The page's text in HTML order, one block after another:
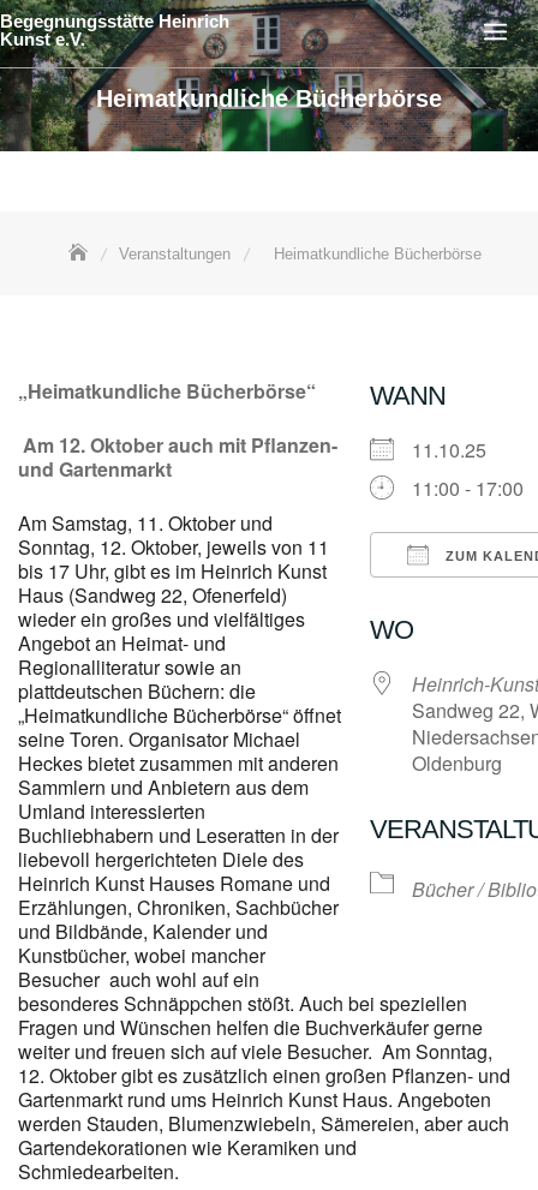
Skip
to
content
Begegnungsstätte Heinrich
Kunst e.V.
Heimatkundliche Bücherbörse
Veranstaltungen Heimatkundliche Bücherbörse
WANN
11.10.25
11:00 - 17:00
ZUM
WO
Heinrich-
Sandweg 22,
Oldenburg
Bücher /
„Heimatkundliche Bücherbörse“
Am 12. Oktober auch mit Pflanzen-
und Gartenmarkt
Am Samstag, 11. Oktober und
Sonntag, 12. Oktober, jeweils von 11
bis 17 Uhr, gibt es im Heinrich Kunst
Haus (Sandweg 22, Ofenerfeld)
wieder ein großes und vielfältiges
Angebot an Heimat- und
Regionalliteratur sowie an
plattdeutschen Büchern: die
„Heimatkundliche Bücherbörse“ öffnet
seine Toren. Organisator Michael
Heckes bietet zusammen mit anderen
Sammlern und Anbietern aus dem
Umland interessierten
Buchliebhabern und Leseratten in der
liebevoll hergerichteten Diele des
Heinrich Kunst Hauses Romane und
Erzählungen, Chroniken, Sachbücher
und Bildbände, Kalender und
Kunstbücher, wobei mancher
Besucher auch wohl auf ein
besonderes Schnäppchen stößt. Auch bei speziellen
Fragen und Wünschen helfen die Buchverkäufer gerne
weiter und freuen sich auf viele Besucher. Am Sonntag,
12. Oktober gibt es zusätzlich einen großen Pflanzen- und
Gartenmarkt rund ums Heinrich Kunst Haus. Angeboten
werden Stauden, Blumenzwiebeln, Sämereien, aber auch
Gartendekorationen wie Keramiken und
Schmiedearbeiten.